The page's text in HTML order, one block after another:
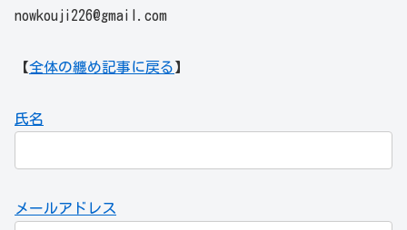
nowkouji226@gmail.com
【全体の纏め記事に戻る 】
氏名
メールアドレス